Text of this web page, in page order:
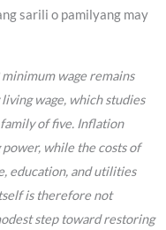
sarili o pamilyang may
wage remains
wage, which studies
of five. Inflation
while the costs of
education, and utilities
is therefore not
step toward restoring